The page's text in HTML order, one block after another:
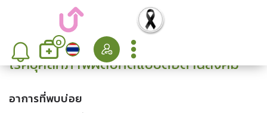
0
โรคบุคลิกภาพผิดปกติแบบต่อต้านสังคม
อาการที่พบบ่อย